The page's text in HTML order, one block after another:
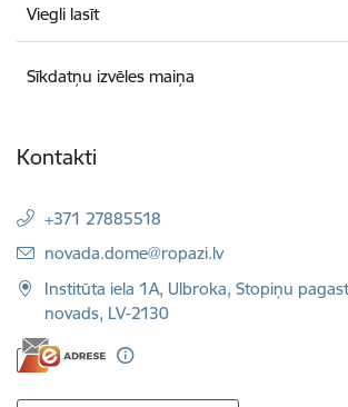
Viegli lasīt
Sīkdatņu izvēles maiņa
Kontakti
+371 27885518
E-pasts:
novada.dome@ropazi.lv
Institūta iela 1A, Ulbroka, Stopiņu
novads, LV-2130